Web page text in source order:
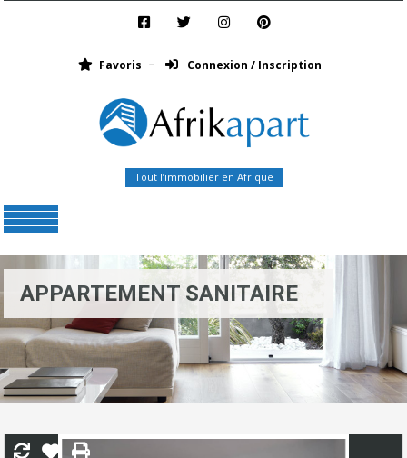
Favoris Connexion / Inscription
Tout l’immobilier en Afrique
APPARTEMENT SANITAIRE